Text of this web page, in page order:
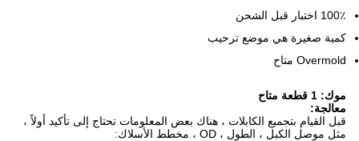
100٪ اختبار قبل الشحن
كمية صغيرة هي موضع ترحيب
Overmold متاح
موك: 1 قطعة متاح
معالجة:
قبل القيام بتجميع الكابلات ، هناك بعض المعلومات تحتاج إلى تأكيد أولاً ،
مثل موصل الكبل ، الطول ، OD ، مخطط الأسلاك: